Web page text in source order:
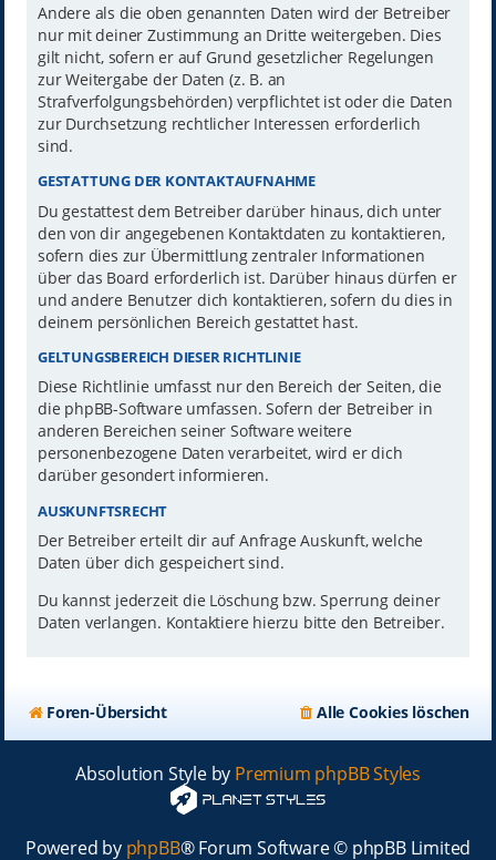
Andere als die oben genannten Daten wird der Betreiber
nur mit deiner Zustimmung an Dritte weitergeben. Dies
gilt nicht, sofern er auf Grund gesetzlicher Regelungen
zur Weitergabe der Daten (z. B. an
Strafverfolgungsbehörden) verpflichtet ist oder die Daten
zur Durchsetzung rechtlicher Interessen erforderlich
sind.
GESTATTUNG DER KONTAKTAUFNAHME
Du gestattest dem Betreiber darüber hinaus, dich unter
den von dir angegebenen Kontaktdaten zu kontaktieren,
sofern dies zur Übermittlung zentraler Informationen
über das Board erforderlich ist. Darüber hinaus dürfen er
und andere Benutzer dich kontaktieren, sofern du dies in
deinem persönlichen Bereich gestattet hast.
GELTUNGSBEREICH DIESER RICHTLINIE
Diese Richtlinie umfasst nur den Bereich der Seiten, die
die phpBB-Software umfassen. Sofern der Betreiber in
anderen Bereichen seiner Software weitere
personenbezogene Daten verarbeitet, wird er dich
darüber gesondert informieren.
AUSKUNFTSRECHT
Der Betreiber erteilt dir auf Anfrage Auskunft, welche
Daten über dich gespeichert sind.
Du kannst jederzeit die Löschung bzw. Sperrung deiner
Daten verlangen. Kontaktiere hierzu bitte den Betreiber.
Foren-Übersicht Alle Cookies löschen
Absolution Style by Premium phpBB Styles
Powered by phpBB® Forum Software © phpBB Limited